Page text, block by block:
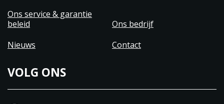
Ons service & garantie
beleid
Ons bedrijf
Nieuws
Contact
VOLG ONS